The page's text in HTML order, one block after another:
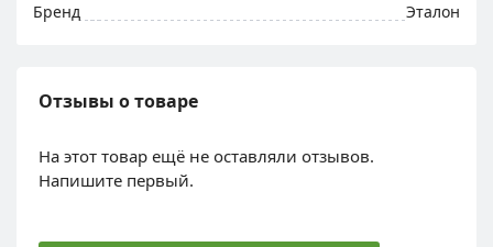
Бренд
Эталон
Отзывы о товаре
На этот товар ещё не оставляли отзывов.
Напишите первый.